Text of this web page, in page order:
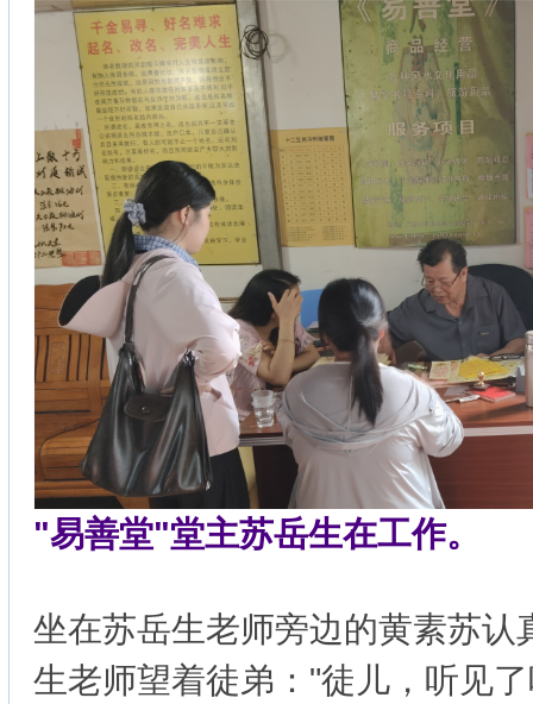
"易善堂"堂主苏岳生在工作。
坐在苏岳生老师旁边的黄素苏认
生老师望着徒弟："徒儿，听见